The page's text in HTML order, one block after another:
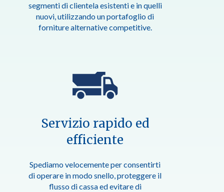
segmenti di clientela esistenti e in quelli
nuovi, utilizzando un portafoglio di
forniture alternative competitive.
Servizio rapido ed
efficiente
Spediamo velocemente per consentirti
di operare in modo snello, proteggere il
flusso di cassa ed evitare di